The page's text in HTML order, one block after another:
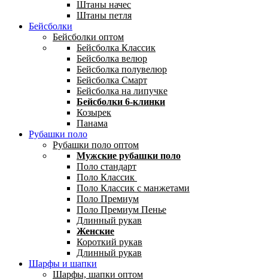
Штаны начес
Штаны петля
Бейсболки
Бейсболки оптом
Бейсболка Классик
Бейсболка велюр
Бейсболка полувелюр
Бейсболка Смарт
Бейсболка на липучке
Бейсболки 6-клинки
Козырек
Панама
Рубашки поло
Рубашки поло оптом
Мужские рубашки поло
Поло стандарт
Поло Классик
Поло Классик с манжетами
Поло Премиум
Поло Премиум Пенье
Длинный рукав
Женские
Короткий рукав
Длинный рукав
Шарфы и шапки
Шарфы, шапки оптом